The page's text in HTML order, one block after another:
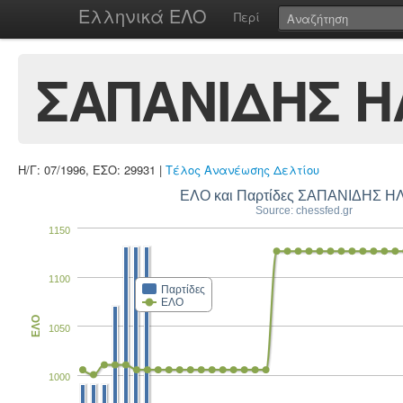
Ελληνικά ΕΛΟ Περί
ΣΑΠΑΝΙΔΗΣ
Η/Γ: 07/1996, ΕΣΟ: 29931 | Τέλος Ανανέωσης Δελτίου
ΕΛΟ και Παρτίδες ΣΑΠΑΝΙΔΗΣ
Source: chessfed.gr
Παρτίδες
ΕΛΟ
1000
1050
1100
1150
ΕΛΟ